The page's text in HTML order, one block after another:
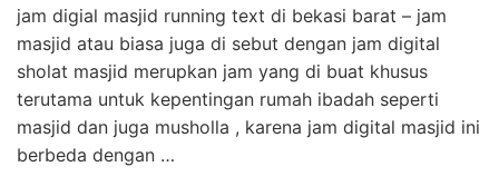
jam digial masjid running text di bekasi barat – jam
masjid atau biasa juga di sebut dengan jam digital
sholat masjid merupkan jam yang di buat khusus
terutama untuk kepentingan rumah ibadah seperti
masjid dan juga musholla , karena jam digital masjid ini
berbeda dengan …